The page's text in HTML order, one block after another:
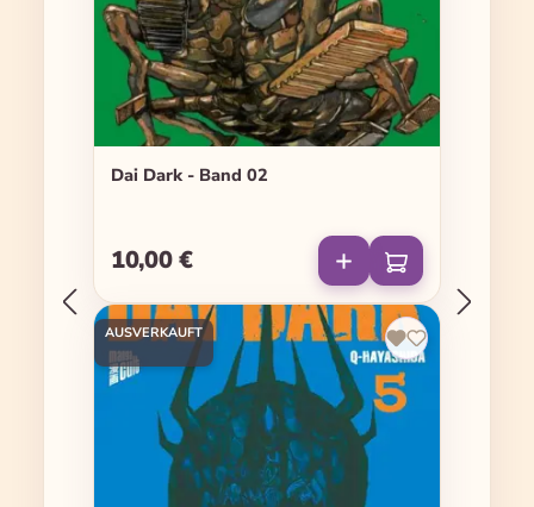
Dai Dark - Band 02
Regulärer Preis:
10,00 €
AUSVERKAUFT